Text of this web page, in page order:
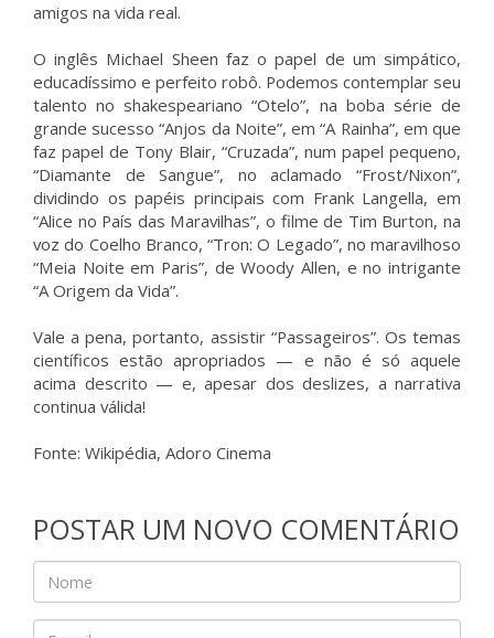
amigos na vida real.
O inglês Michael Sheen faz o papel de um simpático,
educadíssimo e perfeito robô. Podemos contemplar seu
talento no shakespeariano “Otelo”, na boba série de
grande sucesso “Anjos da Noite”, em “A Rainha”, em que
faz papel de Tony Blair, “Cruzada”, num papel pequeno,
“Diamante de Sangue”, no aclamado “Frost/Nixon”,
dividindo os papéis principais com Frank Langella, em
“Alice no País das Maravilhas”, o filme de Tim Burton, na
voz do Coelho Branco, “Tron: O Legado”, no maravilhoso
“Meia Noite em Paris”, de Woody Allen, e no intrigante
“A Origem da Vida”.
Vale a pena, portanto, assistir “Passageiros”. Os temas
científicos estão apropriados — e não é só aquele
acima descrito — e, apesar dos deslizes, a narrativa
continua válida!
Fonte: Wikipédia, Adoro Cinema
POSTAR UM NOVO COMENTÁRIO